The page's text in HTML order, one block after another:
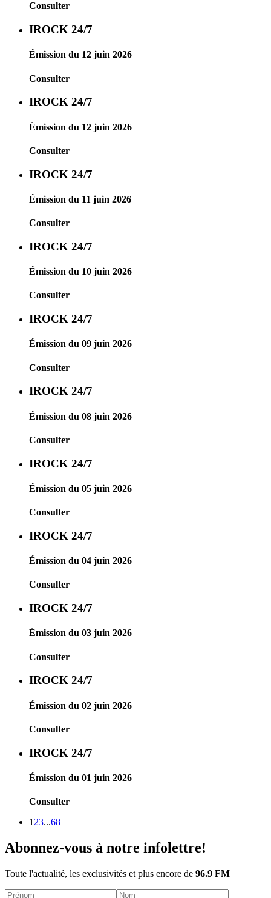
Consulter
IROCK 24/7
Émission du 12 juin 2026
Consulter
IROCK 24/7
Émission du 12 juin 2026
Consulter
IROCK 24/7
Émission du 11 juin 2026
Consulter
IROCK 24/7
Émission du 10 juin 2026
Consulter
IROCK 24/7
Émission du 09 juin 2026
Consulter
IROCK 24/7
Émission du 08 juin 2026
Consulter
IROCK 24/7
Émission du 05 juin 2026
Consulter
IROCK 24/7
Émission du 04 juin 2026
Consulter
IROCK 24/7
Émission du 03 juin 2026
Consulter
IROCK 24/7
Émission du 02 juin 2026
Consulter
IROCK 24/7
Émission du 01 juin 2026
Consulter
1 23...68
Abonnez-vous à notre infolettre!
Toute l'actualité, les exclusivités et plus encore de 96.9 FM